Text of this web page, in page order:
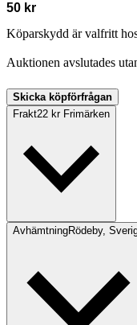
50 kr
Köparskydd är valfritt
Auktionen avslutades
Skicka köpförfrågan
Frakt22 kr Frimärken
AvhämtningRödeby,